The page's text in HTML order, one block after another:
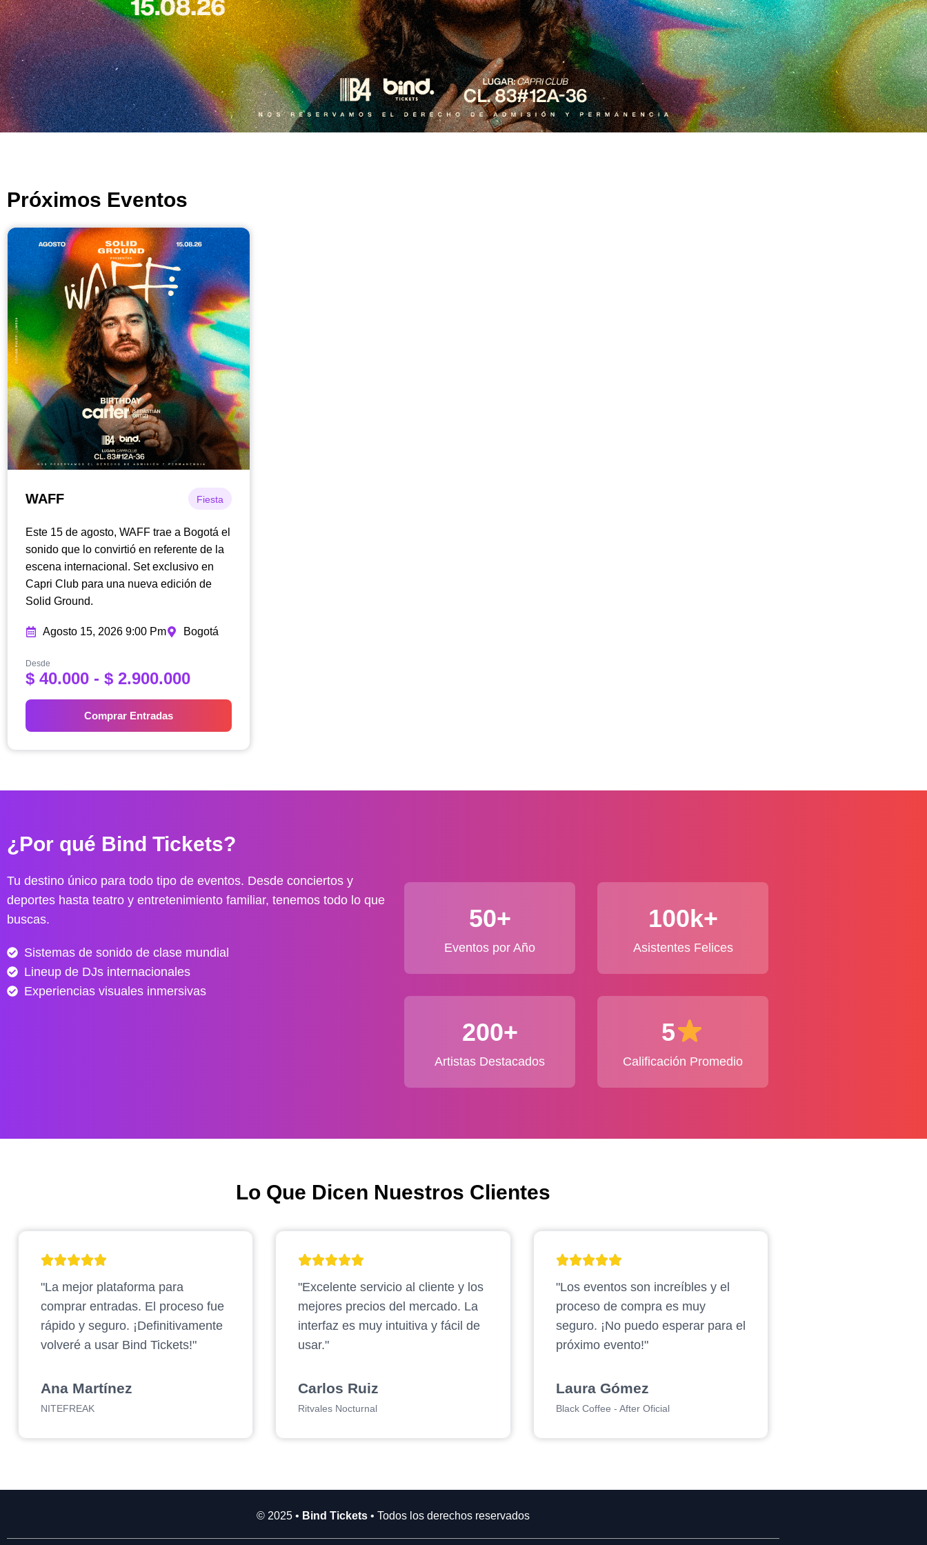
Próximos Eventos
WAFF Fiesta
Este 15 de agosto, WAFF trae a Bogotá el
sonido que lo convirtió en referente de la
escena internacional. Set exclusivo en
Capri Club para una nueva edición de
Solid Ground.
Agosto 15, 2026 9:00 Pm Bogotá
Desde
$ 40.000 - $ 2.900.000R
g
p
c
o
s
:
s
d
e
h
0
0
.
Comprar Entradas
¿Por qué Bind Tickets?
Tu destino único para todo tipo de eventos. Desde conciertos y
deportes hasta teatro y entretenimiento familiar, tenemos todo lo que
buscas.
Sistemas de sonido de clase mundial
Lineup de DJs internacionales
Experiencias visuales inmersivas
50+
Eventos por Año
100k+
Asistentes Felices
200+
Artistas Destacados
5
Calificación Promedio
Lo Que Dicen Nuestros Clientes
"La mejor plataforma para
comprar entradas. El proceso fue
rápido y seguro. ¡Definitivamente
volveré a usar Bind Tickets!"
Ana Martínez
NITEFREAK
"Excelente servicio al cliente y los
mejores precios del mercado. La
interfaz es muy intuitiva y fácil de
usar."
Carlos Ruiz
Ritvales Nocturnal
"Los eventos son increíbles y el
proceso de compra es muy
seguro. ¡No puedo esperar para el
próximo evento!"
Laura Gómez
Black Coffee - After Oficial
© 2025 • Bind Tickets • Todos los derechos reservados